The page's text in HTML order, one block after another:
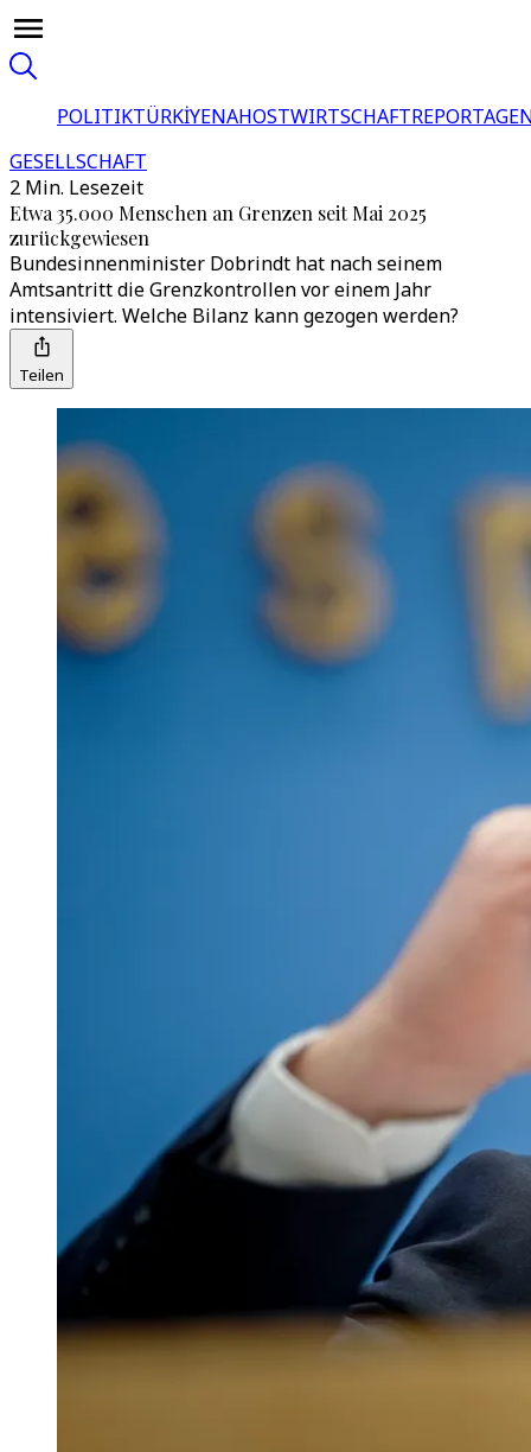
POLITIKTÜRKİYENAHOSTWIRTSCHAFT
GESELLSCHAFT
2 Min. Lesezeit
Etwa 35.000 Menschen an Grenzen seit Mai 2025
zurückgewiesen
Bundesinnenminister Dobrindt hat nach seinem
Amtsantritt die Grenzkontrollen vor einem Jahr
intensiviert. Welche Bilanz kann gezogen werden?
Teilen